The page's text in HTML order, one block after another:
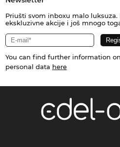
Priušti svom inboxu malo luksuza.
ekskluzivne akcije i još mnogo
You can find further information
personal data here